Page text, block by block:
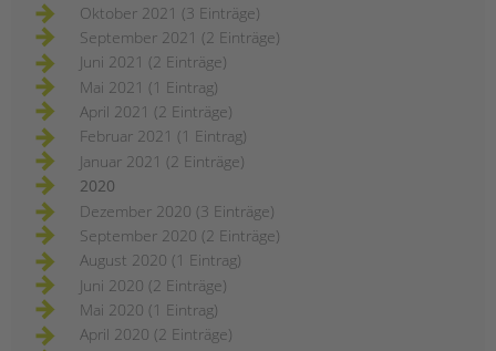
Oktober 2021 (3 Einträge)
September 2021 (2 Einträge)
Juni 2021 (2 Einträge)
Mai 2021 (1 Eintrag)
April 2021 (2 Einträge)
Februar 2021 (1 Eintrag)
Januar 2021 (2 Einträge)
2020
Dezember 2020 (3 Einträge)
September 2020 (2 Einträge)
August 2020 (1 Eintrag)
Juni 2020 (2 Einträge)
Mai 2020 (1 Eintrag)
April 2020 (2 Einträge)